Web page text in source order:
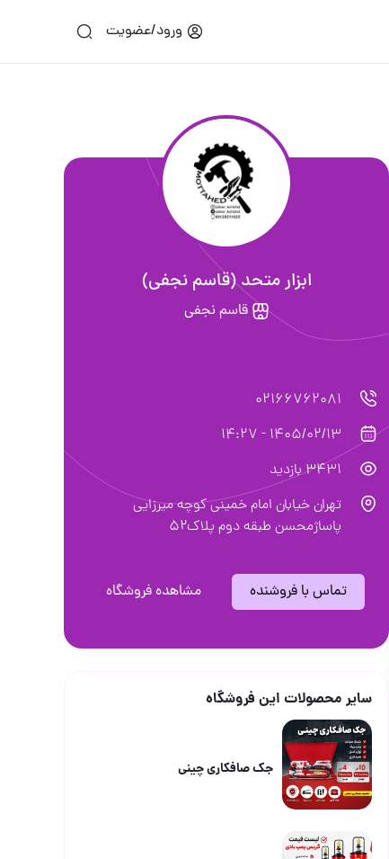
ورود/عضویت
ابزار متحد (قاسم نجفی)
قاسم نجفی
02166762081
1405/02/13 - 14:27
3431 بازدید
تهران خیابان امام خمینی کوچه میرزایی
پاساژمحسن طبقه دوم پلاک۵۲
تماس با فروشنده مشاهده فروشگاه
سایر محصولات این فروشگاه
جک صافکاری چینی